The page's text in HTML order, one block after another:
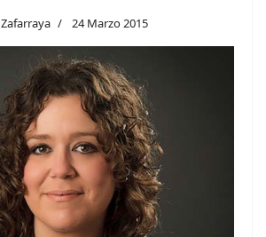
Zafarraya 24 Marzo 2015